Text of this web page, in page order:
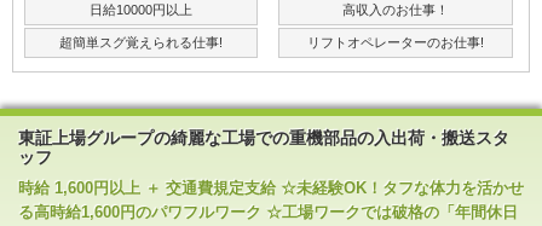
日給10000円以上
高収入のお仕事！
超簡単スグ覚えられる仕事! リフトオペレーターのお仕事!
東証上場グループの綺麗な工場での重機部品の入出荷・搬送スタ
ッフ
時給 1,600円以上 ＋ 交通費規定支給 ☆未経験OK！タフな体力を活かせ
る高時給1,600円のパワフルワーク ☆工場ワークでは破格の「年間休日